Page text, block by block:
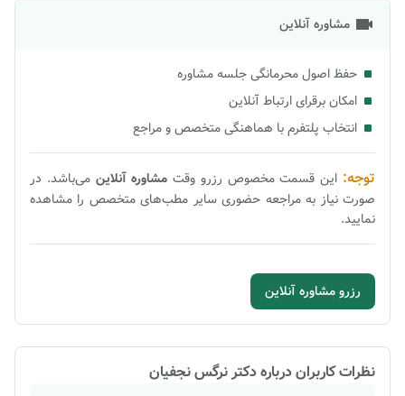
مشاوره آنلاین
حفظ اصول محرمانگی جلسه مشاوره
امکان برقرای ارتباط آنلاین
انتخاب پلتفرم با هماهنگی متخصص و مراجع
توجه: این قسمت مخصوص رزرو وقت مشاورهآنلاین می‌باشد. در
صورت نیاز به مراجعه حضوری سایر مطب‌های متخصص را مشاهده
نمایید.
رزرو مشاوره آنلاین
نظرات کاربران دربارهدکتر نرگس نجفیان